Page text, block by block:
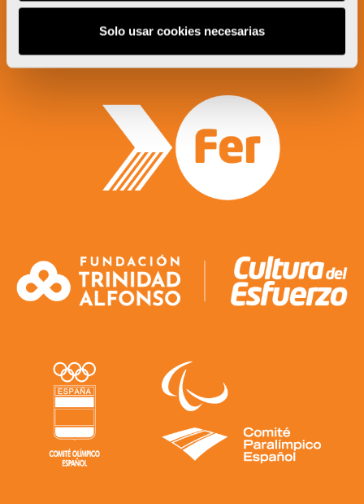
Solo usar cookies necesarias
Un proyecto impulsado por: